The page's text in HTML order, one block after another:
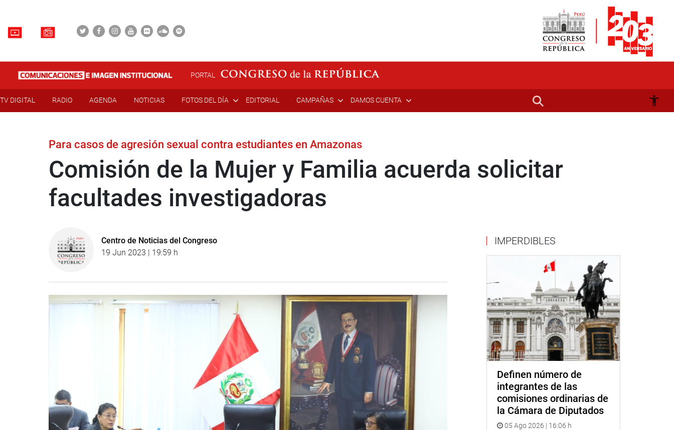
PORTAL
TV DIGITAL RADIO AGENDA NOTICIAS FOTOS DEL DÍA EDITORIAL CAMPAÑAS DAMOS CUENTA
Para casos de agresión sexual contra estudiantes en Amazonas
Comisión de la Mujer y Familia acuerda solicitar
facultades investigadoras
Centro de Noticias del Congreso
19 Jun 2023 | 19:59 h
IMPERDIBLES
Definen número de
integrantes de las
comisiones ordinarias de
la Cámara de Diputados
05 Ago 2026 | 16:06 h